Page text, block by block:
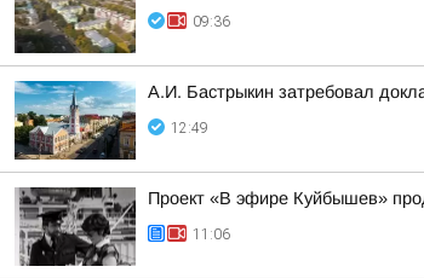
09:36
А.И. Бастрыкин затребовал
12:49
Проект «В эфире Куйбышев»
11:06